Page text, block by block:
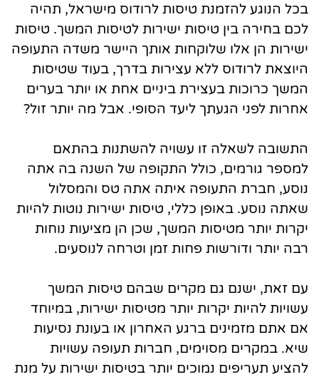
בכל הנוגע להזמנת טיסות לרודוס מישראל, תהיה
לכם בחירה בין טיסות ישירות לטיסות המשך. טיסות
ישירות הן אלו שלוקחות אותך היישר משדה התעופה
היוצאת לרודוס ללא עצירות בדרך, בעוד שטיסות
המשך כרוכות בעצירת ביניים אחת או יותר בערים
אחרות לפני הגעתך ליעד הסופי. אבל מה יותר זול?
התשובה לשאלה זו עשויה להשתנות בהתאם
למספר גורמים, כולל התקופה של השנה בה אתה
נוסע, חברת התעופה איתה אתה טס והמסלול
שאתה נוסע. באופן כללי, טיסות ישירות נוטות להיות
יקרות יותר מטיסות המשך, שכן הן מציעות נוחות
רבה יותר ודורשות פחות זמן וטרחה לנוסעים.
עם זאת, ישנם גם מקרים שבהם טיסות המשך
עשויות להיות יקרות יותר מטיסות ישירות, במיוחד
אם אתם מזמינים ברגע האחרון או בעונת נסיעות
שיא. במקרים מסוימים, חברות תעופה עשויות
להציע תעריפים נמוכים יותר בטיסות ישירות על מנת